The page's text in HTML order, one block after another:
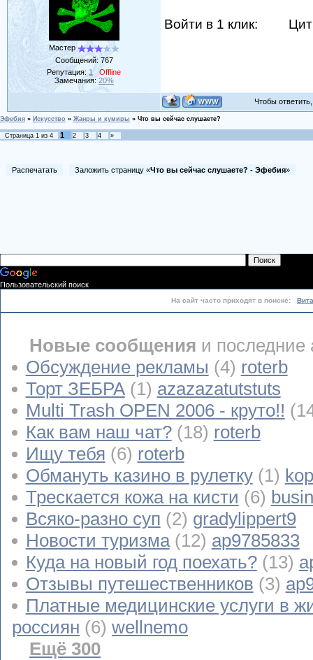
Мастер
Сообщений: 767
Репутация: 1
Offline
Замечания: 20%
Войти в 1 клик:
Чтобы
Эфебия » Искусство » Жанры и кумиры » Что вы сейчас слушаете?
Страница 1 из 4 1 2 3 4 »
Распечатать Заложить страницу «Что вы сейчас слушаете? - Эфебия»
Пользовательский поиск
На сайт часто приходят в поиске:
Новые сообщения и последние
Обсуждение рекламы (4) roterb
Торт ЗЕБРА (1) azazazatutstuts
Multi Trash OPEN 2006 - круто!!
Как вам наш чат? (18) roterb
Ищу тебя (6) roterb
Обмануть казино в рулетку (1)
Трескается кожа на кисти (6)
Всяко-разно суп (2) gradylippert9
Новости туризма (12) ap9785833
Куда на новый год поехать? (13)
Отзывы путешественников (3)
Платные медицинские услуги в
россиян (6) wellnemo
Ещё 300